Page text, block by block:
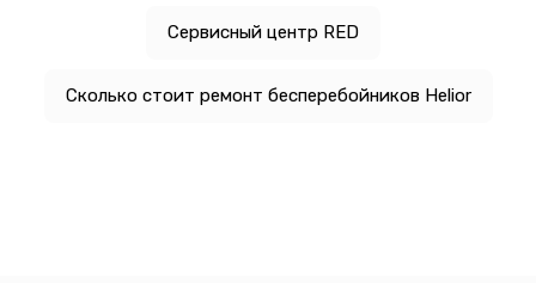
Сервисный центр RED
Сколько стоит ремонт бесперебойников Helior